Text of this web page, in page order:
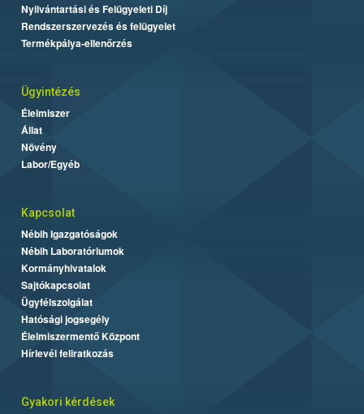
Nyilvántartási és Felügyeleti Díj
Rendszerszervezés és felügyelet
Termékpálya-ellenőrzés
Ügyintézés
Élelmiszer
Állat
Növény
Labor/Egyéb
Kapcsolat
Nébih Igazgatóságok
Nébih Laboratóriumok
Kormányhivatalok
Sajtókapcsolat
Ügyfélszolgálat
Hatósági jogsegély
Élelmiszermentő Központ
Hírlevél feliratkozás
Gyakori kérdések